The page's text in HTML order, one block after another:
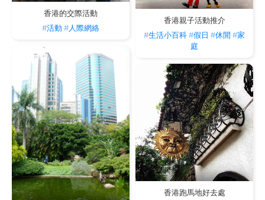
香港的交際活動
#活動#人際網絡
香港親子活動推介
#生活小百科#假日 #休閒 #家
庭
香港跑馬地好去處